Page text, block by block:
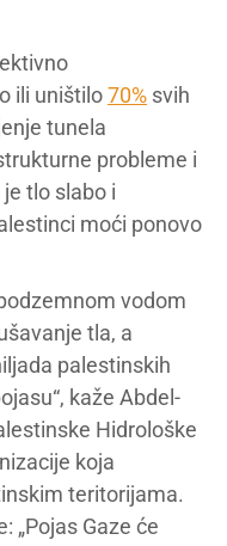
ili uništilo70% svih
tunela
probleme i
tlo slabo i
moći ponovo
vodom
tla, a
palestinskih
kaže Abdel-
Hidrološke
koja
teritorijama.
„Pojas Gaze će